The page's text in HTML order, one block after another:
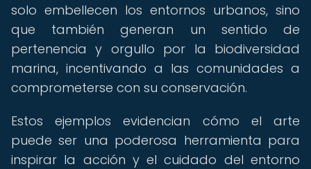
solo embellecen los entornos urbanos, sino
que también generan un sentido de
pertenencia y orgullo por la biodiversidad
marina, incentivando a las comunidades a
comprometerse con su conservación.
Estos ejemplos evidencian cómo el arte
puede ser una poderosa herramienta para
inspirar la acción y el cuidado del entorno